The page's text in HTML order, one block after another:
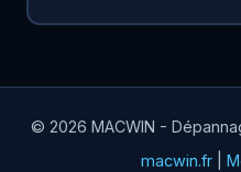
© 2026 MACWIN -
macwin.fr|